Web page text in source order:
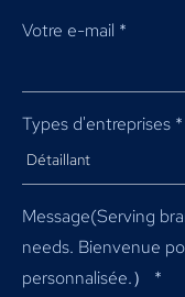
Votre e-mail *
Types d'entreprises *
Message(Serving
needs. Bienvenue
personnalisée.）
*